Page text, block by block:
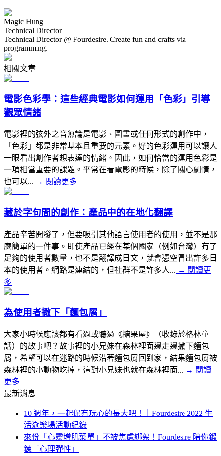
Magic Hung
Technical Director
Technical Director @ Fourdesire. Create fun and crafts via
programming.
相關文章
電影色彩學：這些經典電影如何運用「色彩」引導
觀眾情緒
電影裡的弦外之音無論是電影、圖畫或任何形式的創作中，
「色彩」都是非常基本且重要的元素。好的色彩運用可以讓人
一眼看出創作者想表達的情緒。因此，如何恰當的運用色彩是
一項相當重要的課題。平常在看電影的時候，除了關心劇情，
也可以... → 閱讀更多
藏於字句間的創作：產品中的在地化翻譯
產品辛苦開發了，但要吸引其他語言使用者的使用，並不是那
麼簡單的一件事。即使產品已經在某個國家（例如台灣）有了
足夠的使用者數量，也不是翻譯成日文，就會憑空冒出許多日
本的使用者。網路是連結的，但社群不是許多人... → 閱讀更
多
為使用者撒下「麵包屑」
大家小時候應該都有看過或聽過《糖果屋》（收錄於格林童
話）的故事吧？故事裡的小兄妹在森林裡面邊走邊撒下麵包
屑，希望可以在迷路的時候沿著麵包屑回到家，結果麵包屑被
森林裡的小動物吃掉，這對小兄妹也就在森林裡面... → 閱讀
更多
最新消息
10 週年，一起保有玩心的長大吧！｜Fourdesire 2022 生
活遊樂場活動紀錄
來份「心靈增肌菜單」不被焦慮綁架！Fourdesire 陪你鍛
鍊「心理彈性」